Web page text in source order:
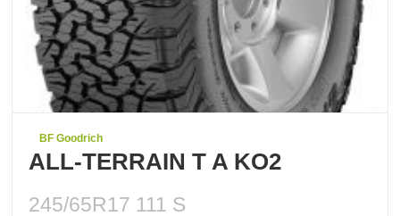
BF Goodrich
ALL-TERRAIN T A KO2
245/65R17 111 S